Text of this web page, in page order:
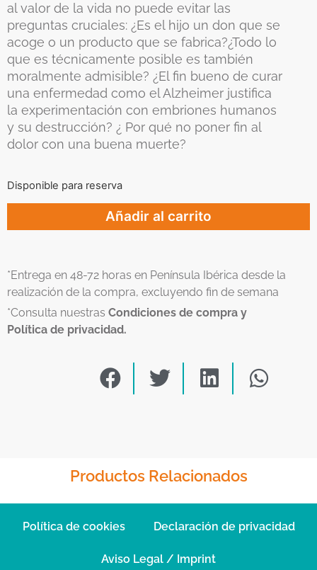
al valor de la vida no puede evitar las
preguntas cruciales: ¿Es el hijo un don que se
acoge o un producto que se fabrica?¿Todo lo
que es técnicamente posible es también
moralmente admisible? ¿El fin bueno de curar
una enfermedad como el Alzheimer justifica
la experimentación con embriones humanos
y su destrucción? ¿ Por qué no poner fin al
dolor con una buena muerte?
Disponible para reserva
Añadir al carrito
*Entrega en 48-72 horas en Península Ibérica desde la
realización de la compra, excluyendo fin de semana
*Consulta nuestras Condiciones de compra y
Política de privacidad.
Productos Relacionados
Política de cookies Declaración de privacidad
Aviso Legal / Imprint